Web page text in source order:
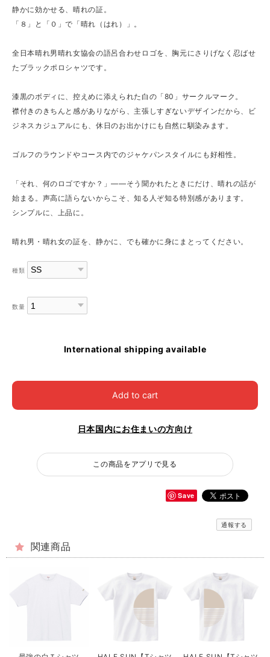
静かに効かせる、晴れの証。
「８」と「０」で「晴れ（はれ）」。
全日本晴れ男晴れ女協会の語呂合わせロゴを、胸元にさりげなく忍ばせ
たブラックポロシャツです。
漆黒のボディに、控えめに添えられた白の「80」サークルマーク。
襟付きのきちんと感がありながら、主張しすぎないデザインだから、ビ
ジネスカジュアルにも、休日のお出かけにも自然に馴染みます。
ゴルフのラウンドやコース内でのジャケパンスタイルにも好相性。
「それ、何のロゴですか？」——そう聞かれたときにだけ、晴れの話が
始まる。声高に語らないからこそ、知る人ぞ知る特別感があります。
シンプルに、上品に。
晴れ男・晴れ女の証を、静かに、でも確かに身にまとってください。
種類
数量
International shipping available
Add to cart
日本国内にお住まいの方向け
この商品をアプリで見る
Save
通報する
関連商品